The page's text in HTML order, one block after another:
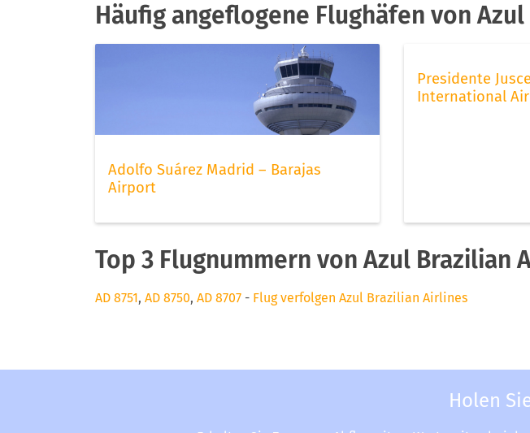
Häufig angeflogene Flughäfen von
Adolfo Suárez Madrid – Barajas
Airport
Presidente
International
Top 3 Flugnummern von Azul Brazilian
AD 8751, AD 8750, AD 8707 - Flug verfolgen Azul Brazilian Airlines
Holen